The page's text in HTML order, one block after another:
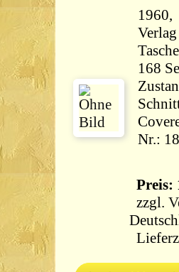
1960,
Nr.:
Preis:
zzgl.